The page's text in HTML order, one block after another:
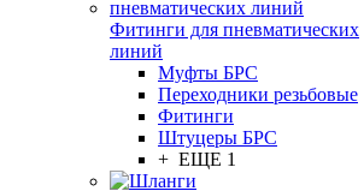
Фитинги для пневматических
линий
Муфты БРС
Переходники резьбовые
Фитинги
Штуцеры БРС
+ ЕЩЕ 1